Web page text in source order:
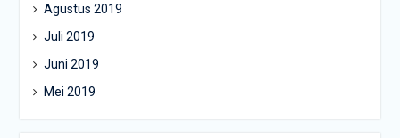
Agustus 2019
Juli 2019
Juni 2019
Mei 2019